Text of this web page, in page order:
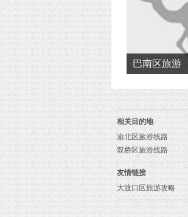
巴南区旅游
相关目的地
渝北区旅游线路
双桥区旅游线路
友情链接
大渡口区旅游攻略